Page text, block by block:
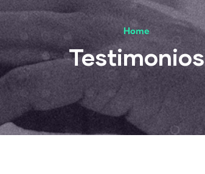
Home
Testimonios